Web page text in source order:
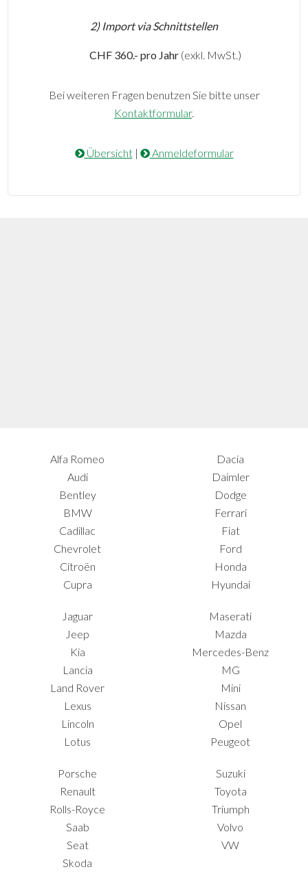
2) Import via Schnittstellen
CHF 360.- pro Jahr(exkl. MwSt.)
Bei weiteren Fragen benutzen Sie bitte unser
Kontaktformular.
Übersicht| Anmeldeformular
Alfa Romeo
Audi
Bentley
BMW
Cadillac
Chevrolet
Citroën
Cupra
Dacia
Daimler
Dodge
Ferrari
Fiat
Ford
Honda
Hyundai
Jaguar
Jeep
Kia
Lancia
Land Rover
Lexus
Lincoln
Lotus
Maserati
Mazda
Mercedes-Benz
MG
Mini
Nissan
Opel
Peugeot
Porsche
Renault
Rolls-Royce
Saab
Seat
Skoda
Suzuki
Toyota
Triumph
Volvo
VW